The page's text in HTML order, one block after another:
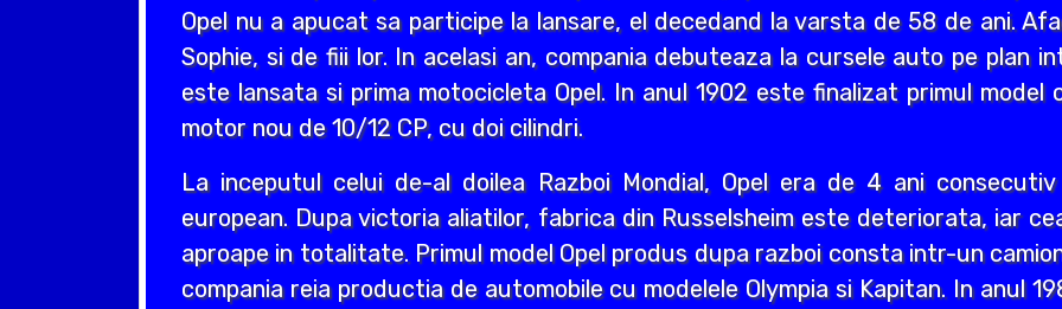
Opel nu a apucat sa participe la lansare, el decedand la varsta de 58 de ani.
Sophie, si de fiii lor. In acelasi an, compania debuteaza la cursele auto pe plan
este lansata si prima motocicleta Opel. In anul 1902 este finalizat primul
motor nou de 10/12 CP, cu doi cilindri.
La inceputul celui de-al doilea Razboi Mondial, Opel era de 4 ani
european. Dupa victoria aliatilor, fabrica din Russelsheim este deteriorata, iar
aproape in totalitate. Primul model Opel produs dupa razboi consta intr-un
compania reia productia de automobile cu modelele Olympia si Kapitan. In anul